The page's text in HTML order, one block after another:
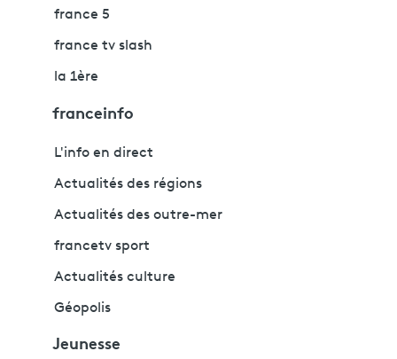
france 5
france tv slash
la 1ère
franceinfo
L'info en direct
Actualités des régions
Actualités des outre-mer
francetv sport
Actualités culture
Géopolis
Jeunesse